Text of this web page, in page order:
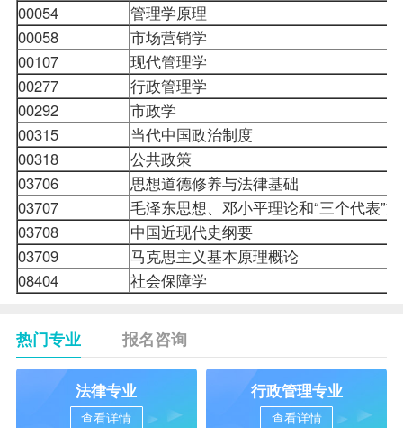
00054
管理学原理
00058
市场营销学
00107
现代管理学
00277
行政管理学
00292
市政学
00315
当代中国政治制度
00318
公共政策
03706
思想道德修养与法律基础
03707
毛泽东思想、邓小平理论和“三个代表”
03708
中国近现代史纲要
03709
马克思主义基本原理概论
08404
社会保障学
热门专业 报名咨询
法律专业
查看详情
行政管理专业
查看详情